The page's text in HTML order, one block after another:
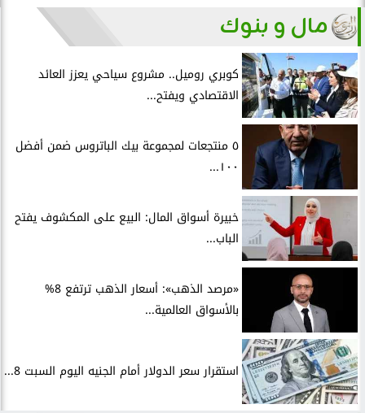
مال و بنوك
كوبري روميل.. مشروع سياحي يعزز العائد
الاقتصادي ويفتح...
٥ منتجعات لمجموعة بيك الباتروس ضمن أفضل
١٠٠...
خبيرة أسواق المال: البيع على المكشوف يفتح
الباب...
«مرصد الذهب»: أسعار الذهب ترتفع 8%
بالأسواق العالمية...
استقرار سعر الدولار أمام الجنيه اليوم السبت 8...